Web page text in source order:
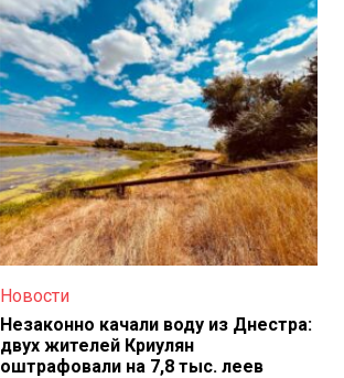
Новости
Незаконно качали воду из Днестра:
двух жителей Криулян
оштрафовали на 7,8 тыс. леев